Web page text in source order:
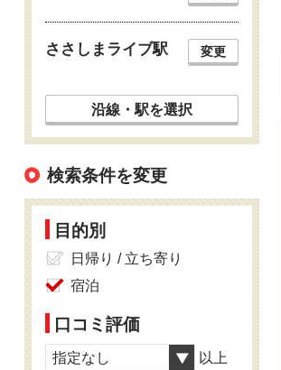
ささしまライブ駅 変更
沿線・駅を選択
検索条件を変更
目的別
日帰り / 立ち寄り
宿泊
口コミ評価
指定なし 以上